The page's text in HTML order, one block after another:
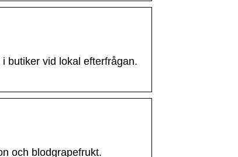
butiker vid lokal efterfrågan.
och blodgrapefrukt.